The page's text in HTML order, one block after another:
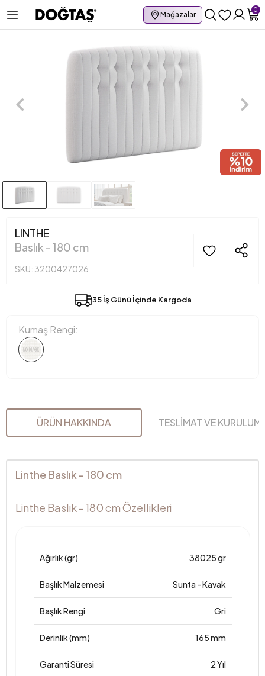
Mağazalar
0
LINTHE
Baslık - 180 cm
SKU: 3200427026
35 İş Günü İçinde Kargoda
Kumaş Rengi:
ÜRÜN HAKKINDA TESLİMAT VE KURULUM
Linthe Baslık - 180 cm
Linthe Baslık - 180 cm Özellikleri
Ağırlık (gr) 38025 gr
Başlık Malzemesi Sunta - Kavak
Başlık Rengi Gri
Derinlik (mm) 165 mm
Garanti Süresi 2 Yıl